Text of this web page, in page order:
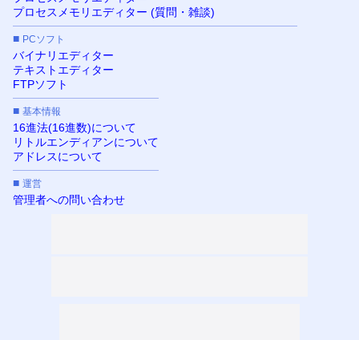
プロセスメモリエディター (質問・雑談)
■ PCソフト
バイナリエディター
テキストエディター
FTPソフト
■ 基本情報
16進法(16進数)について
リトルエンディアンについて
アドレスについて
■ 運営
管理者への問い合わせ